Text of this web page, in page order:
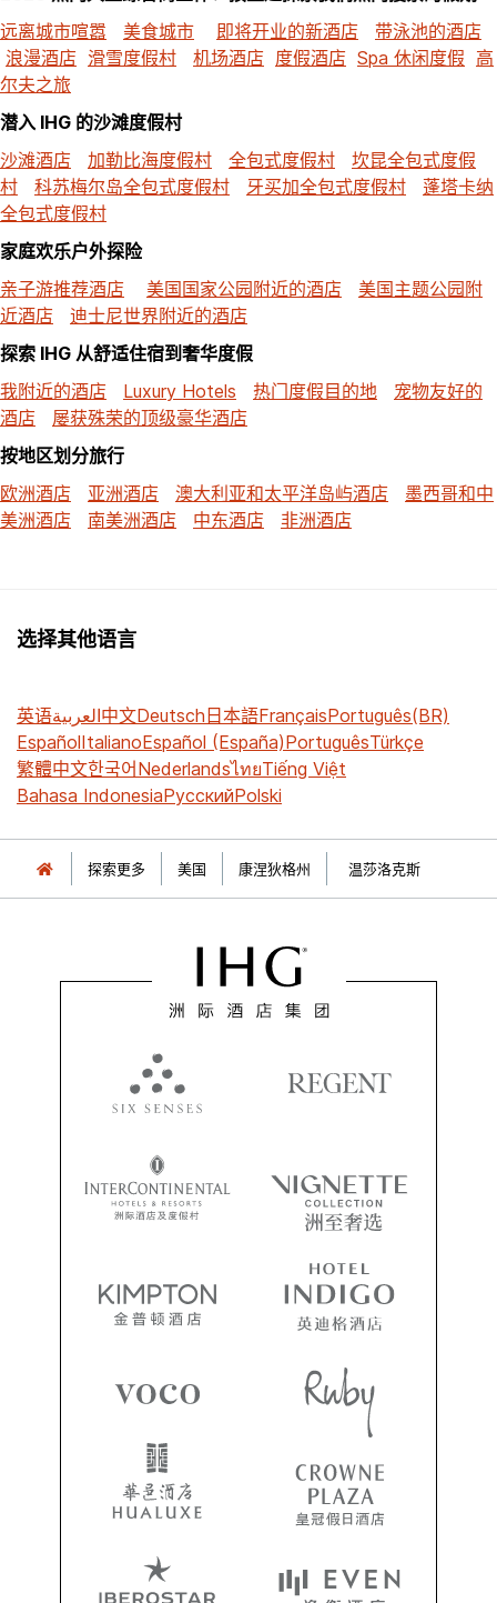
远离城市喧嚣
美食城市 即将开业的新酒店
带泳池的酒店
浪漫酒店 滑雪度假村 机场酒店 度假酒店 Spa 休闲度假 高
尔夫之旅
潜入 IHG 的沙滩度假村
沙滩酒店
加勒比海度假村 全包式度假村
坎昆全包式度假
村
科苏梅尔岛全包式度假村 牙买加全包式度假村
蓬塔卡纳
全包式度假村
家庭欢乐户外探险
亲子游推荐酒店
美国国家公园附近的酒店
美国主题公园附
近酒店
迪士尼世界附近的酒店
探索 IHG 从舒适住宿到奢华度假
我附近的酒店
Luxury Hotels 热门度假目的地
宠物友好的
酒店
屡获殊荣的顶级豪华酒店
按地区划分旅行
欧洲酒店
亚洲酒店 澳大利亚和太平洋岛屿酒店
墨西哥和中
美洲酒店
南美洲酒店 中东酒店 非洲酒店
选择其他语言
英语العربية中文Deutsch日本語FrançaisPortuguês(BR)
EspañolItalianoEspañol (España)PortuguêsTürkçe
繁體中文한국어NederlandsไทยTiếng Việt
Bahasa IndonesiaРусскийPolski
探索更多 美国 康涅狄格州 温莎洛克斯